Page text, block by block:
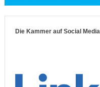
Die Kammer auf Social Media